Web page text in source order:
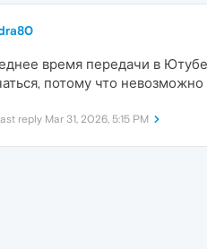
время передачи в
потому что
reply Mar 31, 2026, 5:15 PM